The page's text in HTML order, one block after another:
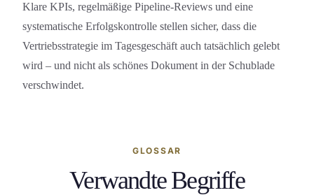
Klare KPIs, regelmäßige Pipeline-Reviews und eine
systematische Erfolgskontrolle stellen sicher, dass die
Vertriebsstrategie im Tagesgeschäft auch tatsächlich gelebt
wird – und nicht als schönes Dokument in der Schublade
verschwindet.
GLOSSAR
Verwandte Begriffe